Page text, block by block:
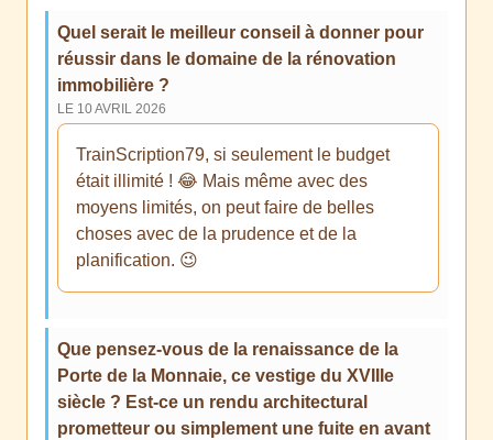
Quel serait le meilleur conseil à donner pour
réussir dans le domaine de la rénovation
immobilière ?
LE 10 AVRIL 2026
TrainScription79, si seulement le budget
était illimité ! 😂 Mais même avec des
moyens limités, on peut faire de belles
choses avec de la prudence et de la
planification. 😉
Que pensez-vous de la renaissance de la
Porte de la Monnaie, ce vestige du XVIIIe
siècle ? Est-ce un rendu architectural
prometteur ou simplement une fuite en avant